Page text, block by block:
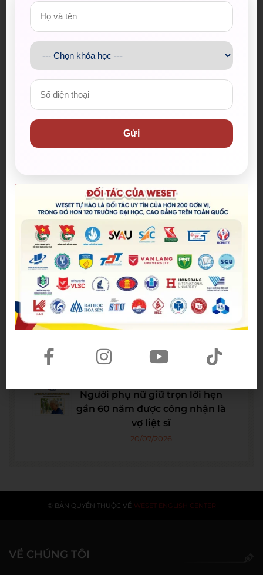
Bài viết mới nhất
lại thời kỳ đỉnh cao
04/08/2026
The Odyssey lập kỷ lục doanh
thu mở màn trong sự nghiệp
Christopher Nolan
22/07/2026
WE SHARE: Ước mơ lớn từ một
góc học tập nhỏ của nữ sinh
Nguyễn Thảo Trang
21/07/2026
Người phụ nữ giữ trọn lời hẹn
gần 60 năm được công nhận là
vợ liệt sĩ
20/07/2026
© BẢN QUYỀN THUỘC VỀ WESET ENGLISH CENTER
VỀ CHÚNG TÔI
Gửi